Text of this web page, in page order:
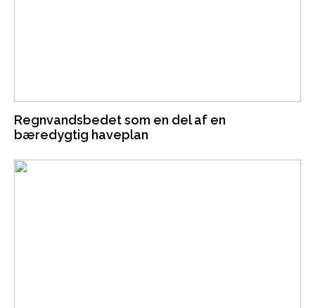
Regnvandsbedet som en del af en
bæredygtig haveplan